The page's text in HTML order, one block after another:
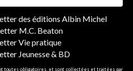
des éditions Albin Michel
M.C. Beaton
Vie pratique
Jeunesse & BD
toutes obligatoires, et sont collectées et traitées par